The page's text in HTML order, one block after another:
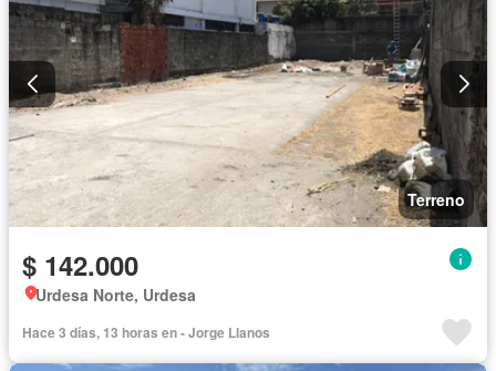
Terreno
$ 142.000
Urdesa Norte, Urdesa
Hace 3 días, 13 horas en - Jorge Llanos